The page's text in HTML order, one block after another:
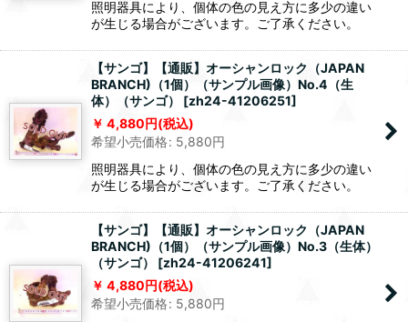
照明器具により、個体の色の見え方に多少の違い
が生じる場合がございます。ご了承ください。
【サンゴ】【通販】オーシャンロック（JAPAN
BRANCH)（1個）（サンプル画像）No.4（生
体）（サンゴ）
[zh24-41206251]
4,880円(税込)
希望小売価格: 5,880円
照明器具により、個体の色の見え方に多少の違い
が生じる場合がございます。ご了承ください。
【サンゴ】【通販】オーシャンロック（JAPAN
BRANCH)（1個）（サンプル画像）No.3（生体）
（サンゴ）
[zh24-41206241]
4,880円(税込)
希望小売価格: 5,880円